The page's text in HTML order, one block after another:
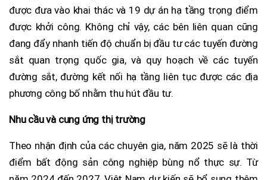
được đưa vào khai thác và 19 dự án hạ tầng trọng điểm
được khởi công. Không chỉ vậy, các bên liên quan cũng
đang đẩy nhanh tiến độ chuẩn bị đầu tư các tuyến đường
sắt quan trọng quốc gia, và quy hoạch về các tuyến
đường sắt, đường kết nối hạ tầng liên tục được các địa
phương công bố nhằm thu hút đầu tư.
Nhu cầu và cung ứng thị trường
Theo nhận định của các chuyên gia, năm 2025 sẽ là thời
điểm bất động sản công nghiệp bùng nổ thực sự. Từ